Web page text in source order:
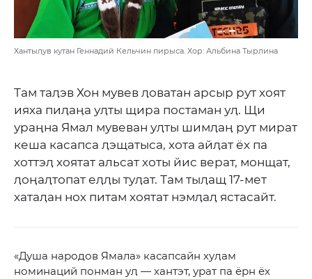
Хантыӆув кутан Геннадий Кельчин пирыса. Хор: Альбина Тырлина
Там таӆэв Хон мувев ӆоватан арсыр рут хоят
ияха пиӆаӊа уӆты щира постаман уӆ. Щи
ураӊна Ямал мувеван уӆты шимӆаӊ рут мират
кеша касапса ӆэщатыса, хота айӆат ёх па
хоттэӆ хоятат альсат хоты йис верат, монщат,
ӆоӊаӆтопат еӆӆы туӆат. Там тыӆащ 17-мет
хатаӆан нох питам хоятат нэмӆаӆ ястасайт.
«Душа народов Ямала» касапсайн хуӆам
номинаций понман уӆ — хантэт, урат па ёрн ёх